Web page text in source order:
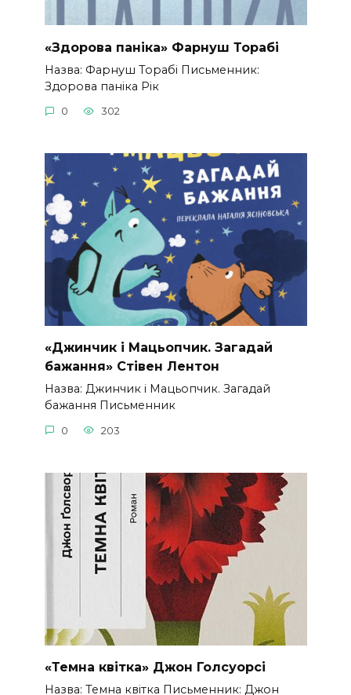
«Здорова паніка» Фарнуш Торабі
Назва: Фарнуш Торабі Письменник:
Здорова паніка Рік
0 302
«Джинчик і Мацьопчик. Загадай
бажання» Стівен Лентон
Назва: Джинчик і Мацьопчик. Загадай
бажання Письменник
0 203
«Темна квітка» Джон Голсуорсі
Назва: Темна квітка Письменник: Джон